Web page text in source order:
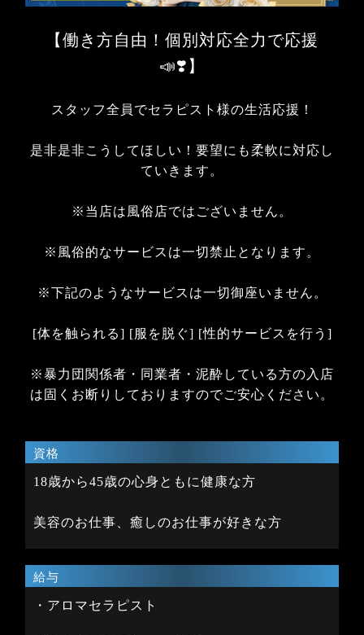
【働き方自由！個別対応全力で応援
📣❣️】
スタッフ全員でセラピスト様の生活応援！
是非是非こうしてほしい！要望にも柔軟に対応し
ていきます。
※当店は風俗店ではございません。
※風俗的なサービスは一切禁止となります。
※下記のようなサービスは一切御座いません。
[体を触られる] [服を脱ぐ] [性的サービスを行う]
※暴力団関係者・同業者・泥酔している方の入店
は固くお断りしておりますのでご安心ください。
資格
18歳から45歳の心身ともに健康な方
美容のお仕事、癒しのお仕事が好きな方
給与
・アロマセラピスト